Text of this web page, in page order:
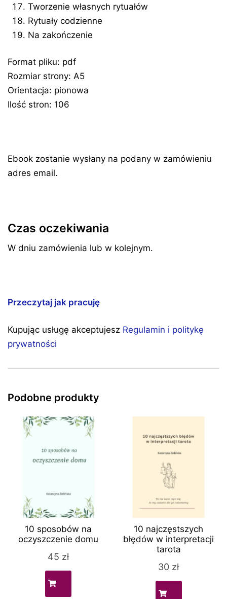
Tworzenie własnych rytuałów
Rytuały codzienne
Na zakończenie
Format pliku: pdf
Rozmiar strony: A5
Orientacja: pionowa
Ilość stron: 106
Ebook zostanie wysłany na podany w zamówieniu
adres email.
Czas oczekiwania
W dniu zamówienia lub w kolejnym.
Przeczytaj jak pracuję
Kupując usługę akceptujesz Regulamin i politykę
prywatności
Podobne produkty
10 sposobów na
oczyszczenie domu
45 zł
10 najczęstszych
błędów w interpretacji
tarota
30 zł